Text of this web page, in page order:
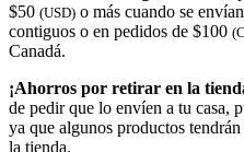
$50 (USD) o más cuando se
contiguos o en pedidos de $100
Canadá.
¡Ahorros por retirar en la
de pedir que lo envíen a tu casa,
ya que algunos productos
la tienda.